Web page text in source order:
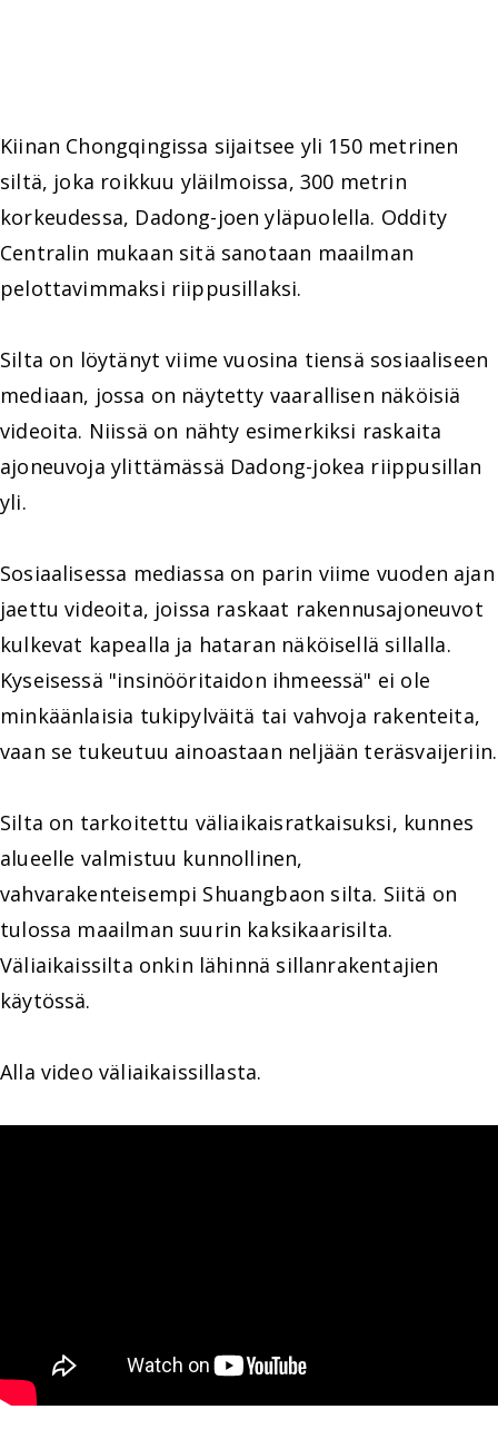
Kiinan Chongqingissa sijaitsee yli 150 metrinen
siltä, joka roikkuu yläilmoissa, 300 metrin
korkeudessa, Dadong-joen yläpuolella. Oddity
Centralin mukaan sitä sanotaan maailman
pelottavimmaksi riippusillaksi.
Silta on löytänyt viime vuosina tiensä sosiaaliseen
mediaan, jossa on näytetty vaarallisen näköisiä
videoita. Niissä on nähty esimerkiksi raskaita
ajoneuvoja ylittämässä Dadong-jokea riippusillan
yli.
Sosiaalisessa mediassa on parin viime vuoden ajan
jaettu videoita, joissa raskaat rakennusajoneuvot
kulkevat kapealla ja hataran näköisellä sillalla.
Kyseisessä "insinööritaidon ihmeessä" ei ole
minkäänlaisia tukipylväitä tai vahvoja rakenteita,
vaan se tukeutuu ainoastaan neljään teräsvaijeriin.
Silta on tarkoitettu väliaikaisratkaisuksi, kunnes
alueelle valmistuu kunnollinen,
vahvarakenteisempi Shuangbaon silta. Siitä on
tulossa maailman suurin kaksikaarisilta.
Väliaikaissilta onkin lähinnä sillanrakentajien
käytössä.
Alla video väliaikaissillasta.